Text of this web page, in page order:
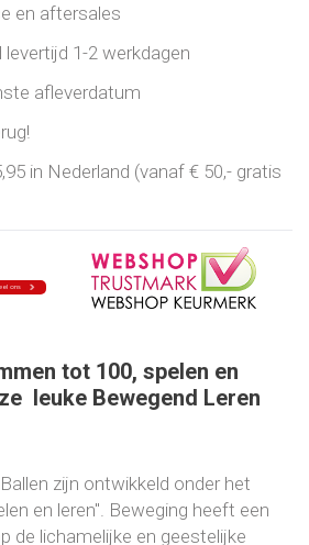
en aftersales
1-2 werkdagen
afleverdatum
in Nederland (vanaf € 50,- gratis
tot 100, spelen en
leuke Bewegend Leren
zijn ontwikkeld onder het
en leren". Beweging heeft een
de lichamelijke en geestelijke